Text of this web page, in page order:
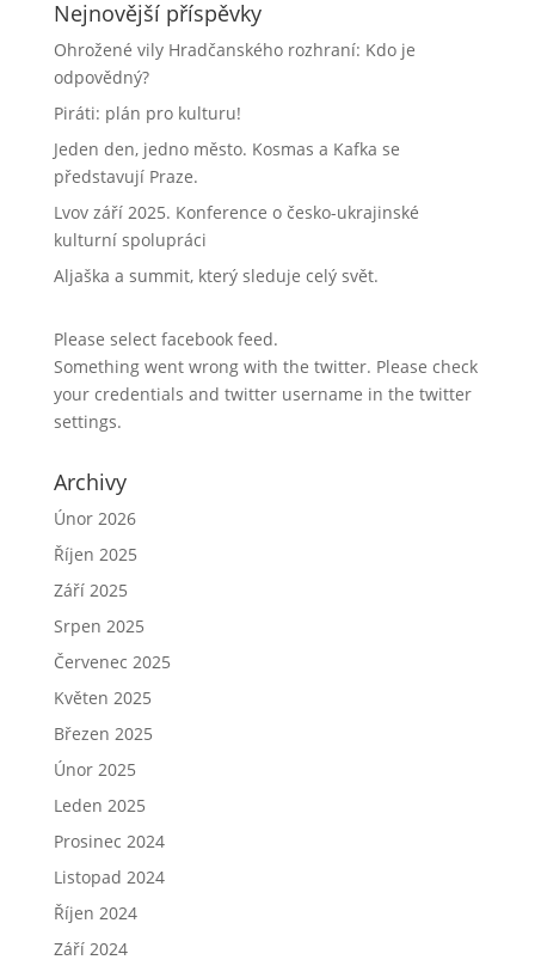
Nejnovější příspěvky
Ohrožené vily Hradčanského rozhraní: Kdo je
odpovědný?
Piráti: plán pro kulturu!
Jeden den, jedno město. Kosmas a Kafka se
představují Praze.
Lvov září 2025. Konference o česko-ukrajinské
kulturní spolupráci
Aljaška a summit, který sleduje celý svět.
Please select facebook feed.
Something went wrong with the twitter. Please check
your credentials and twitter username in the twitter
settings.
Archivy
Únor 2026
Říjen 2025
Září 2025
Srpen 2025
Červenec 2025
Květen 2025
Březen 2025
Únor 2025
Leden 2025
Prosinec 2024
Listopad 2024
Říjen 2024
Září 2024